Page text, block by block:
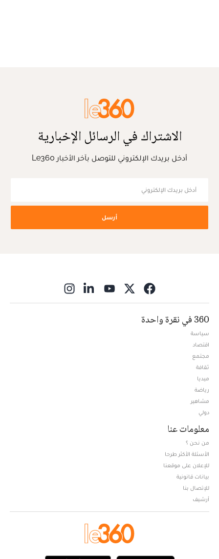
الاشتراك في الرسائل الإخبارية
أدخل بريدك الإلكتروني للتوصل بآخر الأخبار Le360
أرسل
360 في نقرة واحدة
سياسة
اقتصاد
مجتمع
ثقافة
ميديا
رياضة
مشاهير
دولي
معلومات عنا
من نحن ؟
الأسئلة الأكثر طرحا
للإعلان على موقعنا
بيانات قانونية
للإتصال بنا
أرشيف